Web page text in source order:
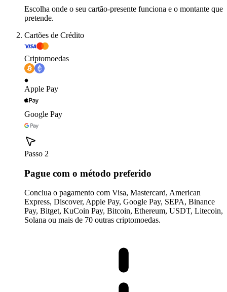
Escolha onde o seu cartão-presente funciona e o montante que
pretende.
Cartões de Crédito
Criptomoedas
Apple Pay
Google Pay
Passo 2
Pague com o método preferido
Conclua o pagamento com Visa, Mastercard, American
Express, Discover, Apple Pay, Google Pay, SEPA, Binance
Pay, Bitget, KuCoin Pay, Bitcoin, Ethereum, USDT, Litecoin,
Solana ou mais de 70 outras criptomoedas.